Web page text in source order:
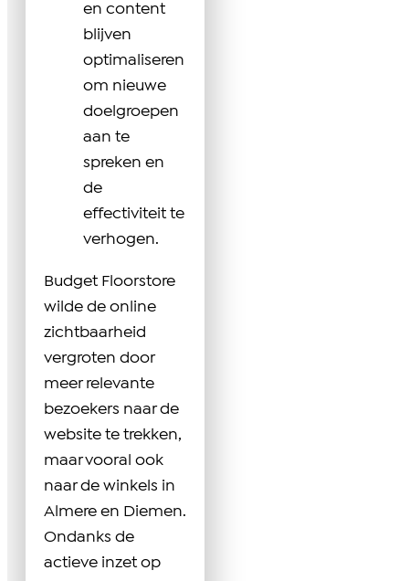
en content
blijven
optimaliseren
om nieuwe
doelgroepen
aan te
spreken en
de
effectiviteit te
verhogen.
Budget Floorstore
wilde de online
zichtbaarheid
vergroten door
meer relevante
bezoekers naar de
website te trekken,
maar vooral ook
naar de winkels in
Almere en Diemen.
Ondanks de
actieve inzet op